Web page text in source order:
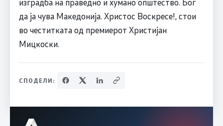
да ја чува Македонија. Христос Воскресе!, стои
во честитката од премиерот Христијан
Мицкоски.
СПОДЕЛИ: